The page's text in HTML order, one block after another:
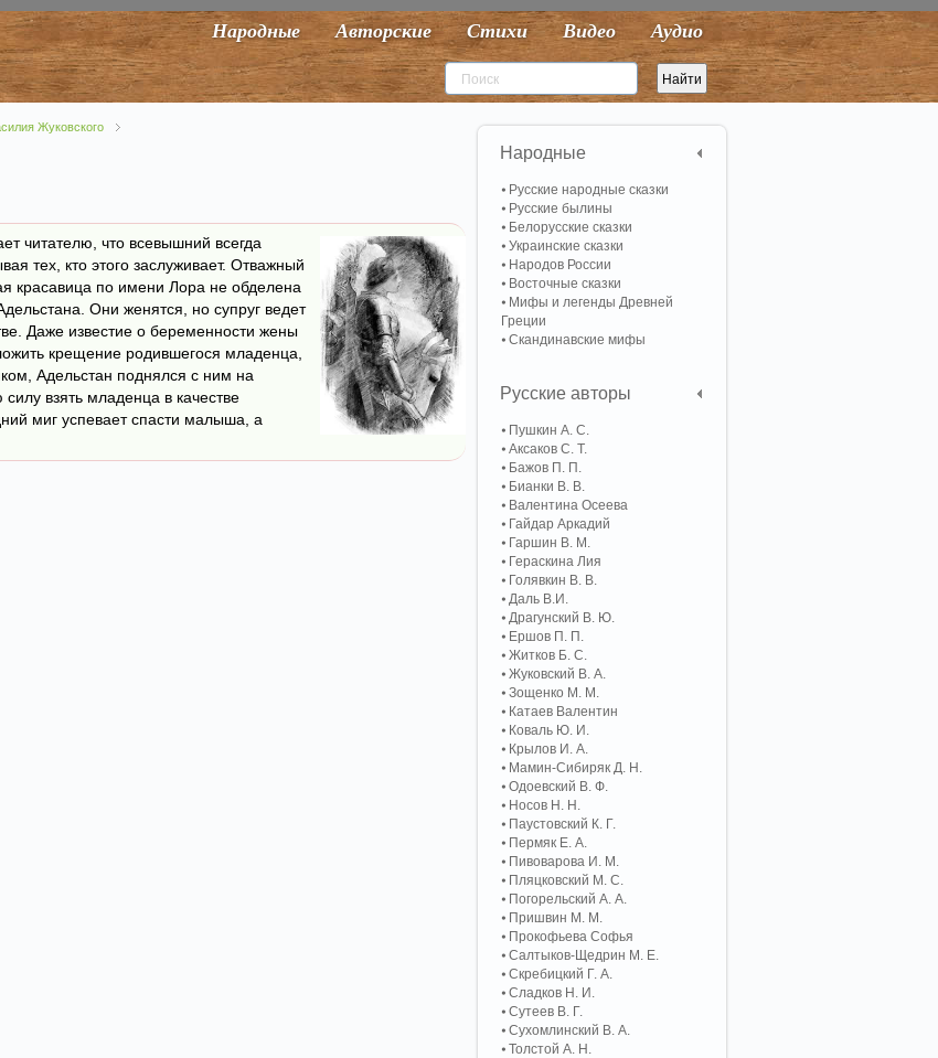
Народные Авторские Стихи Видео Аудио
Жуковского
читателю, что всевышний всегда
тех, кто этого заслуживает. Отважный
красавица по имени Лора не обделена
Они женятся, но супруг ведет
Даже известие о беременности жены
крещение родившегося младенца,
Адельстан поднялся с ним на
взять младенца в качестве
миг успевает спасти малыша, а
Народные
Русские народные сказки
Русские былины
Белорусские сказки
Украинские сказки
Народов России
Восточные сказки
Мифы и легенды Древней
Греции
Скандинавские мифы
Русские авторы
Пушкин А. С.
Аксаков С. Т.
Бажов П. П.
Бианки В. В.
Валентина Осеева
Гайдар Аркадий
Гаршин В. М.
Гераскина Лия
Голявкин В. В.
Даль В.И.
Драгунский В. Ю.
Ершов П. П.
Житков Б. С.
Жуковский В. А.
Зощенко М. М.
Катаев Валентин
Коваль Ю. И.
Крылов И. А.
Мамин-Сибиряк Д. Н.
Одоевский В. Ф.
Носов Н. Н.
Паустовский К. Г.
Пермяк Е. А.
Пивоварова И. М.
Пляцковский М. С.
Погорельский А. A.
Пришвин М. М.
Прокофьева Софья
Салтыков-Щедрин М. Е.
Скребицкий Г. А.
Сладков Н. И.
Сутеев В. Г.
Сухомлинский В. А.
Толстой А. Н.